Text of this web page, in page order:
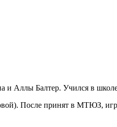
и Аллы Балтер. Учился в
После принят в МТЮЗ,